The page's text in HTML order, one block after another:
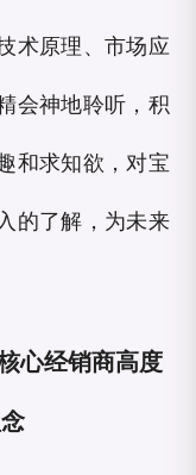
术原理、市场应
会神地聆听，积
和求知欲，对宝
的了解，为未来
心经销商高度